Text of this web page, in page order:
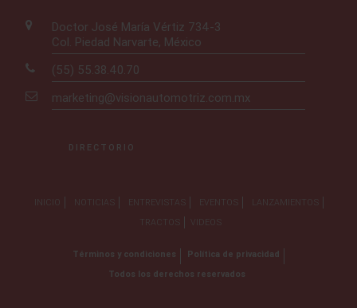
Doctor José María Vértiz 734-3
Col. Piedad Narvarte, México
(55) 55.38.40.70
marketing@visionautomotriz.com.mx
DIRECTORIO
INICIO NOTICIAS ENTREVISTAS EVENTOS
LANZAMIENTOS
TRACTOS
VIDEOS
Términos y condiciones
Política de privacidad
Todos los derechos reservados